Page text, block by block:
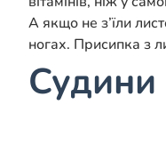
А якщо не з’їли
ногах. Присипка з